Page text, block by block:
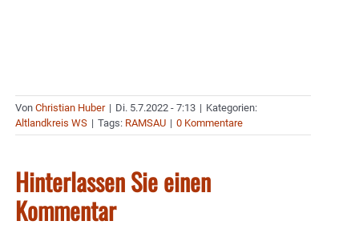
Von Christian Huber | Di. 5.7.2022 - 7:13 | Kategorien:
Altlandkreis WS | Tags: RAMSAU | 0 Kommentare
Hinterlassen Sie einen
Kommentar